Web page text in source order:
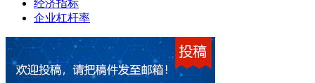
经济指标
企业杠杆率